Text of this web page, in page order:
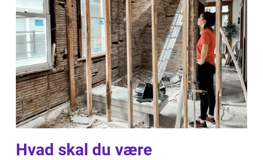
Hvad skal du være